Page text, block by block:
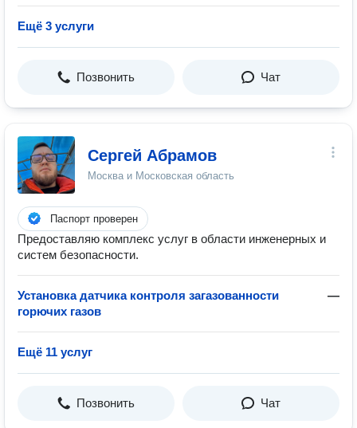
Ещё 3 услуги
Позвонить Чат
Сергей Абрамов
Москва и Московская область
Паспорт проверен
Предоставляю комплекс услуг в области инженерных и
систем безопасности.
Установка датчика контроля загазованности
горючих газов
—
Ещё 11 услуг
Позвонить Чат